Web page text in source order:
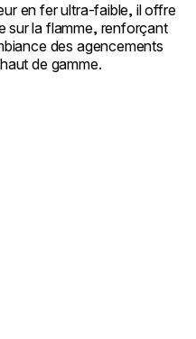
en fer ultra-faible, il offre
sur la flamme, renforçant
des agencements
de gamme.